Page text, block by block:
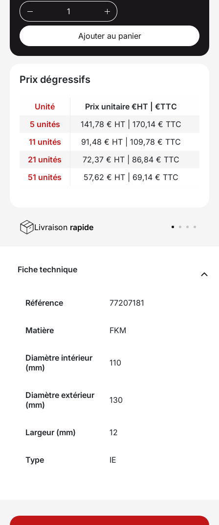
Ajouter au panier
Prix dégressifs
Unité
Prix unitaire €HT | €TTC
5 unités
141,78 € HT | 170,14 € TTC
11 unités
91,48 € HT | 109,78 € TTC
21 unités
72,37 € HT | 86,84 € TTC
51 unités
57,62 € HT | 69,14 € TTC
Livraison rapide
Fiche technique
Référence 77207181
Matière FKM
Diamètre intérieur
(mm)
110
Diamètre extérieur
(mm)
130
Largeur (mm) 12
Type IE